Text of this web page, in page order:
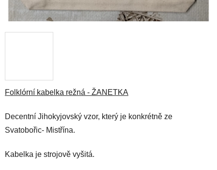
Folklórní kabelka režná - ŽANETKA
Decentní Jihokyjovský vzor, který je konkrétně ze
Svatobořic- Mistřína.
Kabelka je strojově vyšitá.